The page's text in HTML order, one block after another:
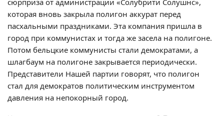
сюрприза от администрации «Солубрити Солушнс»,
которая вновь закрыла полигон аккурат перед
пасхальными праздниками. Эта компания пришла в
город при коммунистах и тогда же засела на полигоне.
Потом бельцкие коммунисты стали демократами, а
шлагбаум на полигоне закрывается периодически.
Представители Нашей партии говорят, что полигон
стал для демократов политическим инструментом
давления на непокорный город.